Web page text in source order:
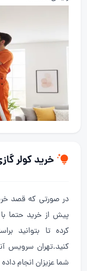
خرید کولر
در صورتی که قصد
پیش از خرید حتما
کرده تا بتوانید
شما عزیزان انجام